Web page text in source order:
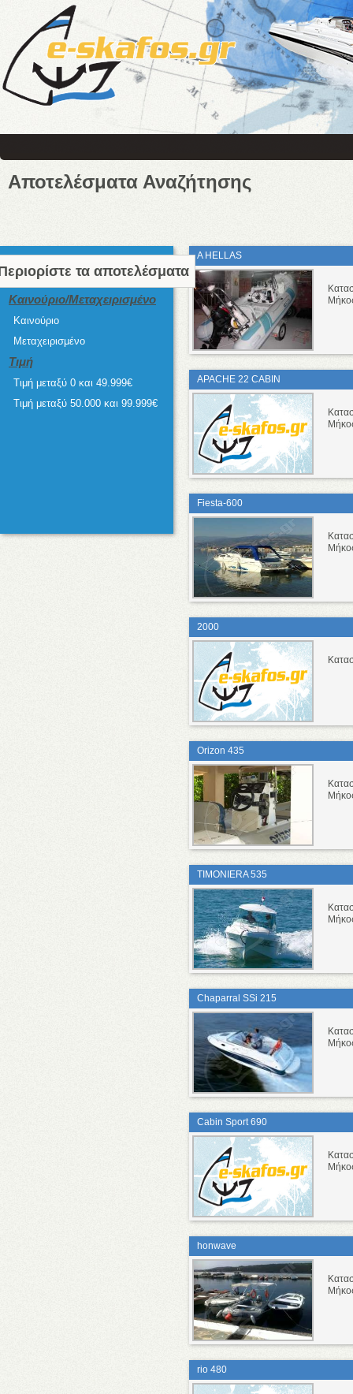
Αποτελέσματα Αναζήτησης
τα αποτελέσματα
Καινούριο/Μεταχειρισμένο
Καινούριο
Μεταχειρισμένο
Τιμή
Τιμή μεταξύ 0 και 49.999€
Τιμή μεταξύ 50.000 και 99.999€
A HELLAS
APACHE 22 CABIN
Fiesta-600
2000
Orizon 435
TIMONIERA 535
Chaparral SSi 215
Cabin Sport 690
honwave
rio 480